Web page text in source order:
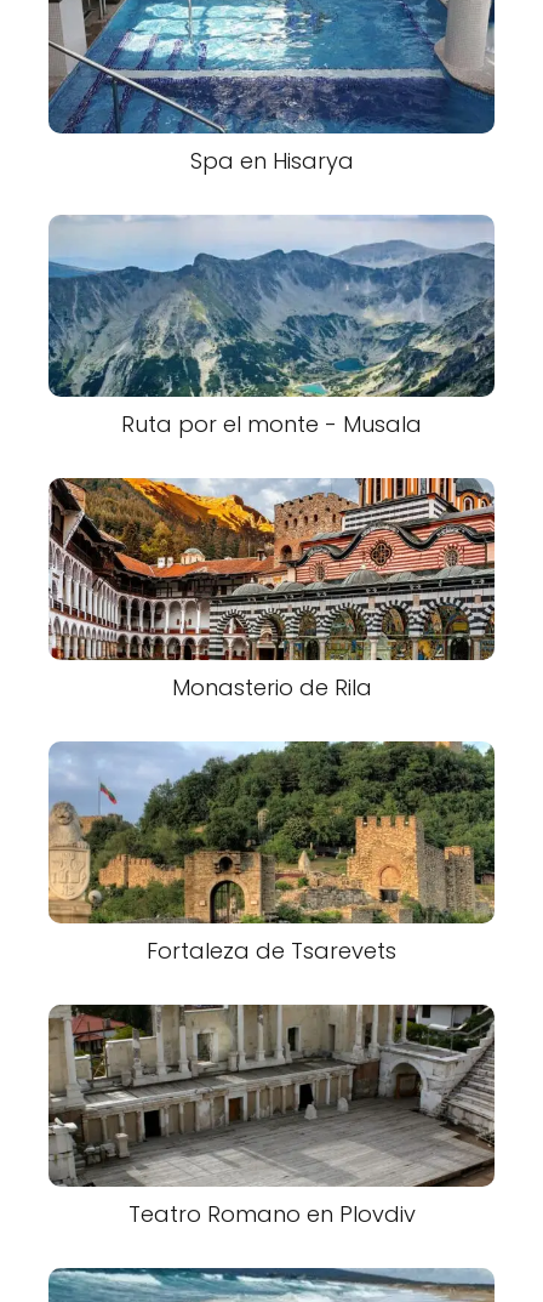
Spa en Hisarya
Ruta por el monte - Musala
Monasterio de Rila
Fortaleza de Tsarevets
Teatro Romano en Plovdiv